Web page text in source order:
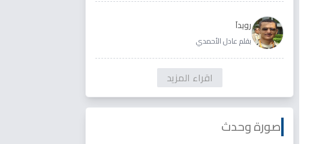
رويداَ
بقلم عادل الأحمدي
اقراء المزيد
صورة وحدث